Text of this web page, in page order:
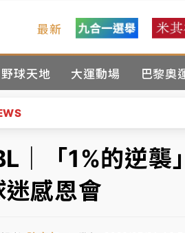
最新
野球天地 大運動場 巴黎奧
三周才推「E宿新北打卡趣」！抽
善基金會想增加董事人數！辜仲
《龍藏經》特展第2檔！今線上預
業處長涉圖利渡假村！東檢抗告
｜「1%的逆
迷感恩會